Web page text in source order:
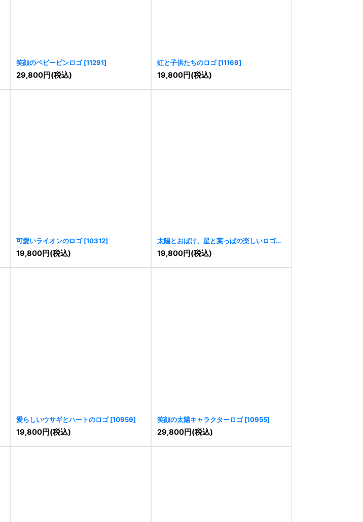
笑顔のベビーピンロゴ [11291]
29,800円(税込)
虹と子供たちのロゴ [11169]
19,800円(税込)
可愛いライオンのロゴ [10312]
19,800円(税込)
太陽とおばけ、星と葉っぱの楽しいロゴ
[10288]
19,800円(税込)
愛らしいウサギとハートのロゴ [10959]
19,800円(税込)
笑顔の太陽キャラクターロゴ [10955]
29,800円(税込)